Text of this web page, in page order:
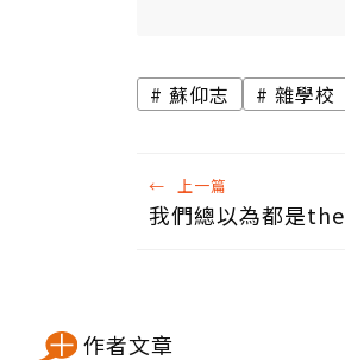
蘇仰志 雜學校
← 上一篇
我們總以為都是
作者文章